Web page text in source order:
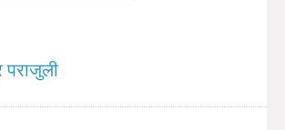
पराजुली